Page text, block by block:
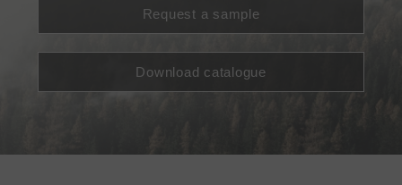
Request a sample
Download catalogue